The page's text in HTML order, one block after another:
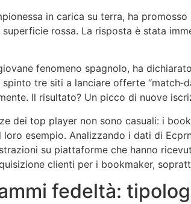
in carica su terra, ha
superficie rossa. La risposta è stata
fenomeno spagnolo, ha
tre siti a lanciare offerte
Il risultato? Un picco di nuove
dei top player non sono casuali: i
loro esempio. Analizzando i dati di
su piattaforme che hanno
clienti per i bookmaker,
fedeltà: